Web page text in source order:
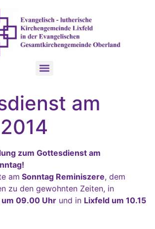
am
zum Gottesdienst am
am Sonntag Reminiszere, dem
zu den gewohnten Zeiten, in
um 09.00 Uhr und in Lixfeld um 10.15